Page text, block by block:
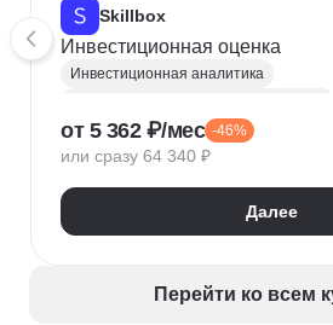
Skillbox
Инвестиционная оценка
Инвестиционная аналитика
Инвестирование
WACC
Управление инвестициями
Финансовое моделирование
от 5 362 ₽/мес -46%
или сразу 64 340 ₽
Далее
Перейти ко всем